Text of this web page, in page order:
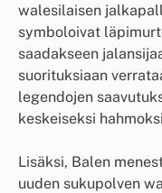
walesilaisen
symboloivat
saadakseen
suorituksiaan
legendojen
keskeiseksi
Lisäksi, Balen
uuden sukupolven